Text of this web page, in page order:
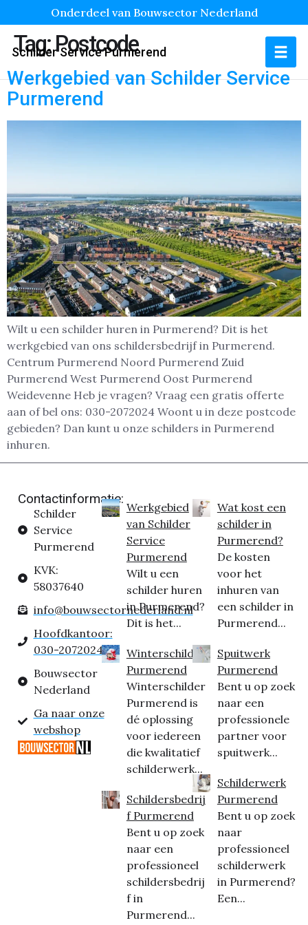
Onderdeel van Bouwsector Nederland
Schilder Service Purmerend
Tag:Postcode
Werkgebied van Schilder Service
Purmerend
Wilt u een schilder huren in Purmerend? Dit is het
werkgebied van ons schildersbedrijf in Purmerend.
Centrum Purmerend Noord Purmerend Zuid
Purmerend West Purmerend Oost Purmerend
Weidevenne Heb je vragen? Vraag een gratis offerte
aan of bel ons: 030-2072024 Woont u in deze postcode
gebieden? Dan kunt u onze schilders in Purmerend
inhuren.
Contactinformatie:
Schilder
Service
Purmerend
KVK:
58037640
info@bouwsectornederland.nl
Hoofdkantoor:
030-2072024
Bouwsector
Nederland
Ga naar onze
webshop
Werkgebied
van Schilder
Service
Purmerend
Wilt u een
schilder huren
in Purmerend?
Dit is het...
Winterschilder
Purmerend
Winterschilder
Purmerend is
dé oplossing
voor iedereen
die kwalitatief
schilderwerk...
Schildersbedrij
f Purmerend
Bent u op zoek
naar een
professioneel
schildersbedrij
f in
Purmerend...
Wat kost een
schilder in
Purmerend?
De kosten
voor het
inhuren van
een schilder in
Purmerend...
Spuitwerk
Purmerend
Bent u op zoek
naar een
professionele
partner voor
spuitwerk...
Schilderwerk
Purmerend
Bent u op zoek
naar
professioneel
schilderwerk
in Purmerend?
Een...